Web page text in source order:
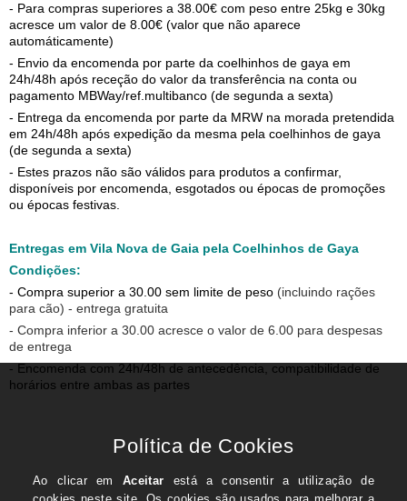
- Para compras superiores a 38.00€ com peso entre 25kg e 30kg
acresce um valor de 8.00€ (valor que não aparece
automáticamente)
- Envio da encomenda por parte da coelhinhos de gaya em
24h/48h após receção do valor da transferência na conta ou
pagamento MBWay/ref.multibanco (de segunda a sexta)
- Entrega da encomenda por parte da MRW na morada pretendida
em 24h/48h após expedição da mesma pela coelhinhos de gaya
(de segunda a sexta)
- Estes prazos não são válidos para produtos a confirmar,
disponíveis por encomenda, esgotados ou épocas de promoções
ou épocas festivas.
Entregas em Vila Nova de Gaia pela Coelhinhos de Gaya
Condições:
- Compra superior a 30.00 sem limite de peso (incluindo rações
para cão) - entrega gratuita
- Compra inferior a 30.00 acresce o valor de 6.00 para despesas
de entrega
- Encomenda com 24h/48h de antecedência, compatibilidade de
horários entre ambas as partes